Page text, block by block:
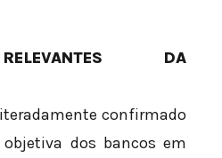
DA
confirmado
dos bancos em